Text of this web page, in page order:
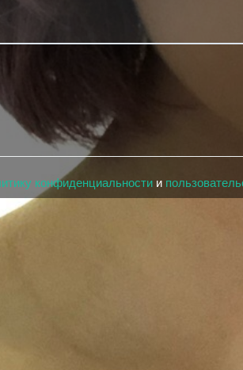
конфиденциальности и